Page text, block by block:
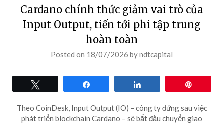
Cardano chính thức giảm vai trò của
Input Output, tiến tới phi tập trung
hoàn toàn
Posted on 18/07/2026 byndtcapital
Theo CoinDesk, Input Output (IO) – công ty đứng sau việc
phát triển blockchain Cardano – sẽ bắt đầu chuyển giao